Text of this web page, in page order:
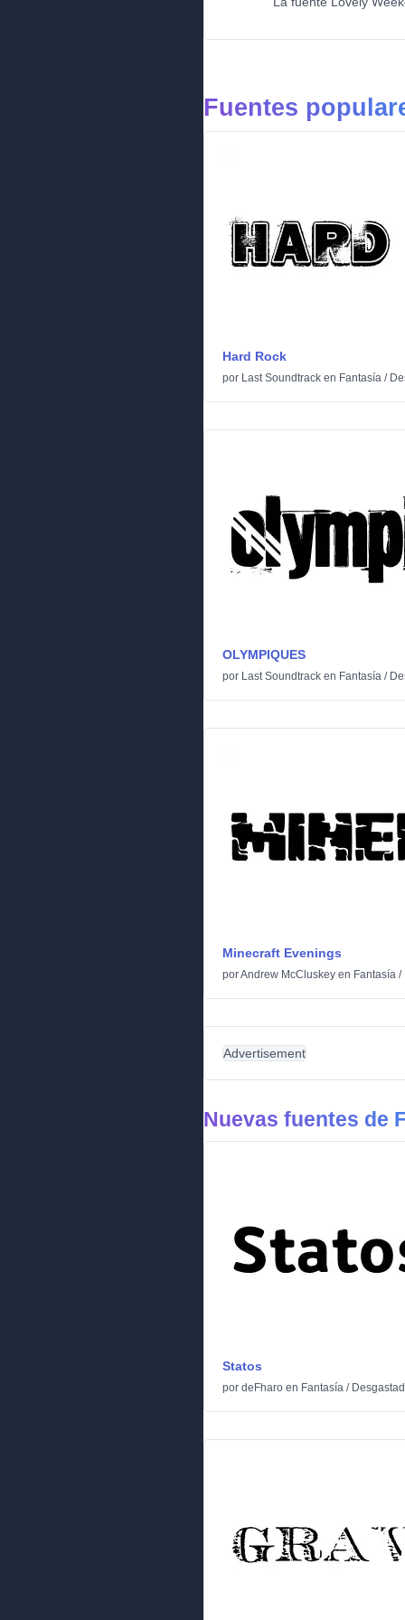
Fuentes
Hard Rock
por Last Soundtrack en Fantasía /
OLYMPIQUES
por Last Soundtrack en Fantasía /
Minecraft Evenings
porAndrew McCluskey en Fantasía /
Advertisement
Nuevas fuentes de
Statos
por deFharo en Fantasía /